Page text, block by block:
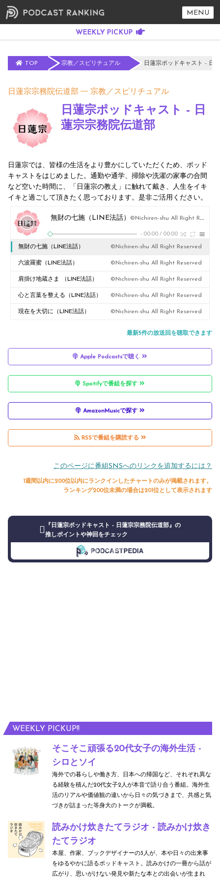
MENU
TOP 宗教／スピリチュアル 日蓮宗ポッドキャスト - 日
WEEKLY PICKUP!!
そこそこ頑張る20代女子の海外生活 -
シロとソイ
海外での暮らしや働き方、日本への帰国など、それぞれ異な
る経験を積んだ20代女子2人が本音で語り合う番組。海外生
活のリアルや価値観の違いから日々の気づきまで、共感と気
づきが詰まった等身大のトークが満載。
読みかけ炊きたてラジオ - 読みかけ炊き
たてラジオ
本屋、作家、ブックデザイナーの3人が、本や日々の出来事
をゆるやかに語るポッドキャスト。読みかけの一冊から話が
広がり、思いがけない発見や新たな本との出会いが生まれ
日蓮宗宗務院伝道部 宗教／スピリチュアル
日蓮宗ポッドキャスト - 日
蓮宗宗務院伝道部
日蓮宗では、皆様の生活をより豊かにしていただくため、ポッド
キャストをはじめました。通勤や通学、掃除や洗濯の家事の合間
など空いた時間に、「日蓮宗の教え」に触れて戴き、人生をイキ
イキと過ごして頂きたく思っております。是非ご活用ください。
無財の七施（LINE法話） ©Nichiren-shu All Right Reserved
- 00:00 / 00:00
無財の七施（LINE法話） ©Nichiren-shu All Right Reserved
六波羅蜜（LINE法話） ©Nichiren-shu All Right Reserved
肩掛け地蔵さま （LINE法話） ©Nichiren-shu All Right Reserved
心と言葉を整える（LINE法話） ©Nichiren-shu All Right Reserved
現在を大切に（LINE法話） ©Nichiren-shu All Right Reserved
最新5件の放送回を聴取できます
Apple Podcastsで聴く
Spotifyで番組を探す
AmazonMusicで探す
RSSで番組を購読する
このページに番組SNSへのリンクを追加するには？
1週間以内に200位以内にランクインしたチャートのみが掲載されます。
ランキング200位未満の場合は201位として表示されます
『日蓮宗ポッドキャスト - 日蓮宗宗務院伝道部』の
推しポイントや神回をチェック